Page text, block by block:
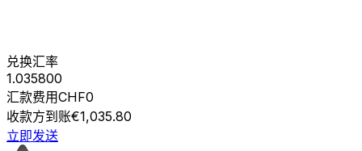
兑换汇率
1.035800
汇款费用CHF0
收款方到账€1,035.80
立即发送